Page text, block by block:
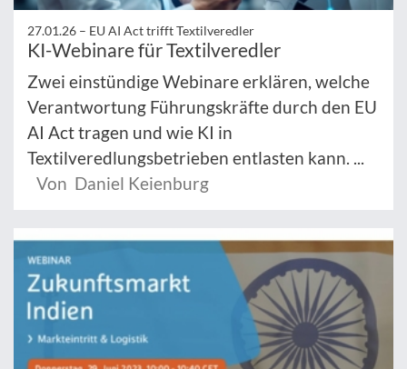
27.01.26 – EU AI Act trifft Textilveredler
KI-Webinare für Textilveredler
Zwei einstündige Webinare erklären, welche
Verantwortung Führungskräfte durch den EU
AI Act tragen und wie KI in
Textilveredlungsbetrieben entlasten kann. ...
Von Daniel Keienburg